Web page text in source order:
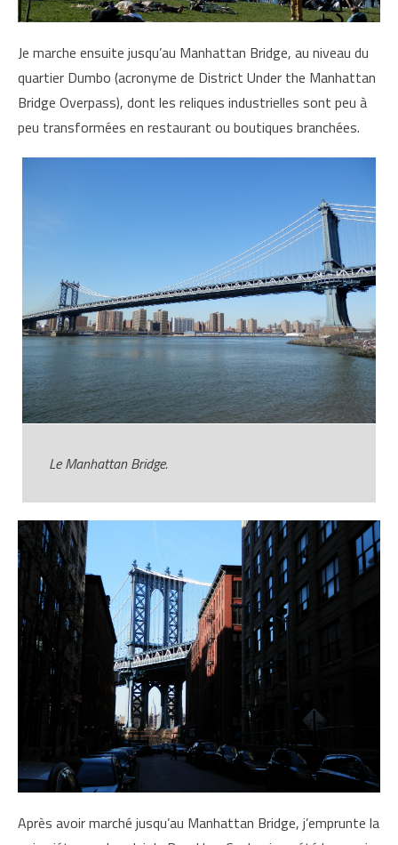
Je marche ensuite jusqu’au Manhattan Bridge, au niveau du
quartier Dumbo (acronyme de District Under the Manhattan
Bridge Overpass), dont les reliques industrielles sont peu à
peu transformées en restaurant ou boutiques branchées.
Le Manhattan Bridge.
Après avoir marché jusqu’au Manhattan Bridge, j’emprunte la